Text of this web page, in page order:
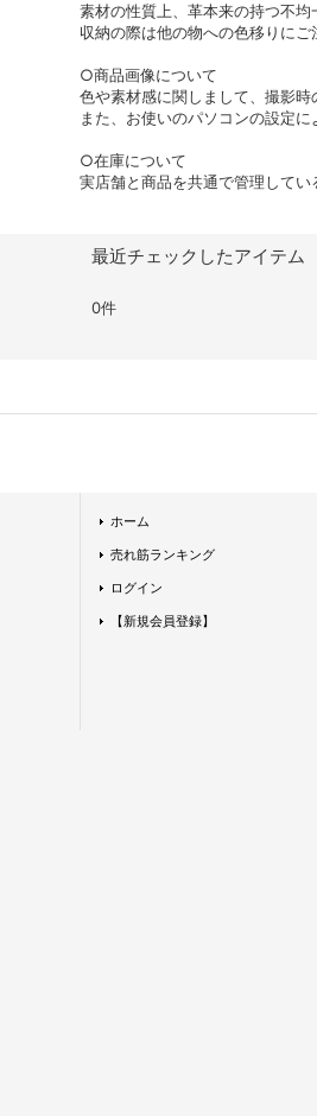
素材の性質上、革本来の持つ不
収納の際は他の物への色移りにご
○商品画像について
色や素材感に関しまして、撮影時
また、お使いのパソコンの設定
○在庫について
実店舗と商品を共通で管理してい
最近チェックしたアイテム
0件
ホーム
売れ筋ランキング
ログイン
【新規会員登録】